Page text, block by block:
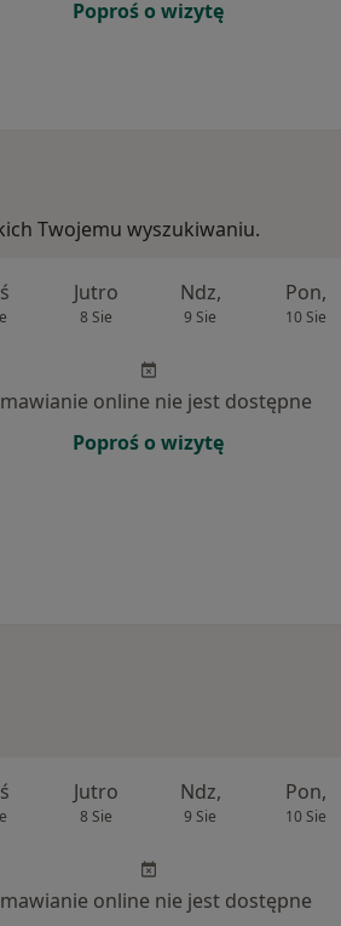
Poproś o wizytę
Twojemu wyszukiwaniu.
Jutro
8 Sie
Ndz,
9 Sie
Pon,
10 Sie
online nie jest dostępne
Poproś o wizytę
Jutro
8 Sie
Ndz,
9 Sie
Pon,
10 Sie
online nie jest dostępne